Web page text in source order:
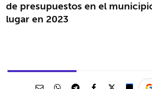
de presupuestos en el
lugar en 2023